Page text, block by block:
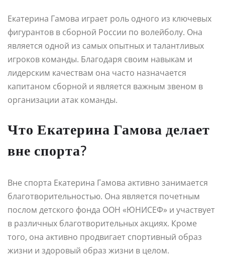
Екатерина Гамова играет роль одного из ключевых
фигурантов в сборной России по волейболу. Она
является одной из самых опытных и талантливых
игроков команды. Благодаря своим навыкам и
лидерским качествам она часто назначается
капитаном сборной и является важным звеном в
организации атак команды.
Что Екатерина Гамова делает
вне спорта?
Вне спорта Екатерина Гамова активно занимается
благотворительностью. Она является почетным
послом детского фонда ООН «ЮНИСЕФ» и участвует
в различных благотворительных акциях. Кроме
того, она активно продвигает спортивный образ
жизни и здоровый образ жизни в целом.